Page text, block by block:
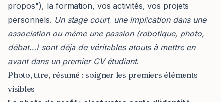
propos"), la formation, vos activités, vos projets
personnels. Un stage court, une implication dans une
association ou même une passion (robotique, photo,
débat…) sont déjà de véritables atouts à mettre en
avant dans un premier CV étudiant.
Photo, titre, résumé : soigner les premiers éléments
visibles